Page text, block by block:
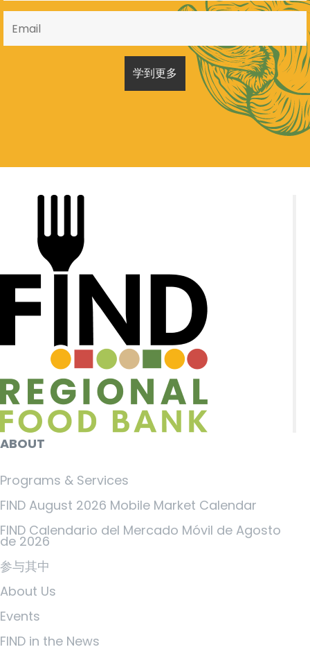
ABOUT
Programs & Services
FIND August 2026 Mobile Market Calendar
FIND Calendario del Mercado Móvil de Agosto
de 2026
参与其中
About Us
Events
FIND in the News